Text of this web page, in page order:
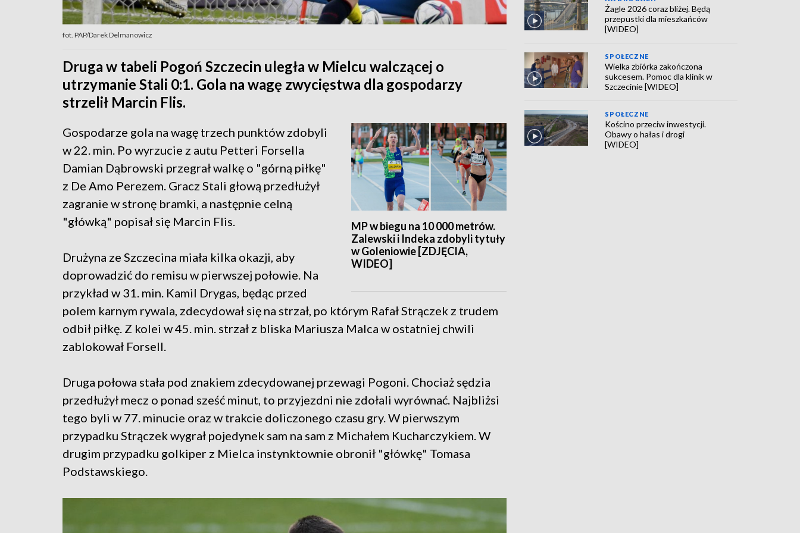
fot. PAP/Darek Delmanowicz
Druga w tabeli Pogoń Szczecin uległa w Mielcu walczącej o
utrzymanie Stali 0:1. Gola na wagę zwycięstwa dla gospodarzy
strzelił Marcin Flis.
MP w biegu na 10 000 metrów.
Zalewski i Indeka zdobyli tytuły
w Goleniowie [ZDJĘCIA,
WIDEO]
Gospodarze gola na wagę trzech punktów zdobyli
w 22. min. Po wyrzucie z autu Petteri Forsella
Damian Dąbrowski przegrał walkę o "górną piłkę"
z De Amo Perezem. Gracz Stali głową przedłużył
zagranie w stronę bramki, a następnie celną
"główką" popisał się Marcin Flis.
Drużyna ze Szczecina miała kilka okazji, aby
doprowadzić do remisu w pierwszej połowie. Na
przykład w 31. min. Kamil Drygas, będąc przed
polem karnym rywala, zdecydował się na strzał, po którym Rafał Strączek z trudem
odbił piłkę. Z kolei w 45. min. strzał z bliska Mariusza Malca w ostatniej chwili
zablokował Forsell.
Druga połowa stała pod znakiem zdecydowanej przewagi Pogoni. Chociaż sędzia
przedłużył mecz o ponad sześć minut, to przyjezdni nie zdołali wyrównać. Najbliżsi
tego byli w 77. minucie oraz w trakcie doliczonego czasu gry. W pierwszym
przypadku Strączek wygrał pojedynek sam na sam z Michałem Kucharczykiem. W
drugim przypadku golkiper z Mielca instynktownie obronił "główkę" Tomasa
Podstawskiego.
Żagle 2026 coraz bliżej. Będą
przepustki dla mieszkańców
[WIDEO]
SPOŁECZNE
Wielka zbiórka zakończona
sukcesem. Pomoc dla klinik w
Szczecinie [WIDEO]
SPOŁECZNE
Kościno przeciw inwestycji.
Obawy o hałas i drogi
[WIDEO]